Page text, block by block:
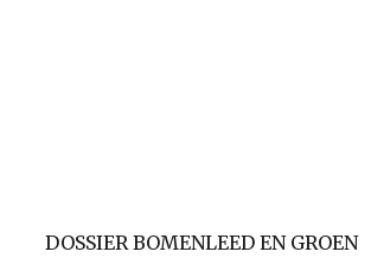
DOSSIER BOMENLEED EN GROEN